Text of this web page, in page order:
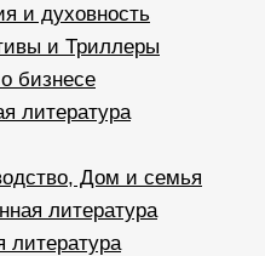
и духовность
и Триллеры
бизнесе
литература
Дом и семья
литература
литература